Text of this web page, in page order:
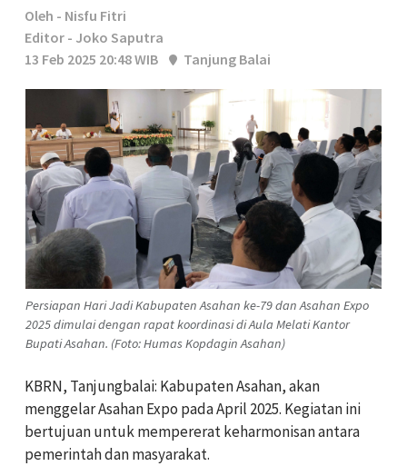
Oleh - Nisfu Fitri
Editor - Joko Saputra
13 Feb 2025 20:48 WIB
Tanjung Balai
Persiapan Hari Jadi Kabupaten Asahan ke-79 dan Asahan Expo
2025 dimulai dengan rapat koordinasi di Aula Melati Kantor
Bupati Asahan. (Foto: Humas Kopdagin Asahan)
KBRN, Tanjungbalai: Kabupaten Asahan, akan
menggelar Asahan Expo pada April 2025. Kegiatan ini
bertujuan untuk mempererat keharmonisan antara
pemerintah dan masyarakat.